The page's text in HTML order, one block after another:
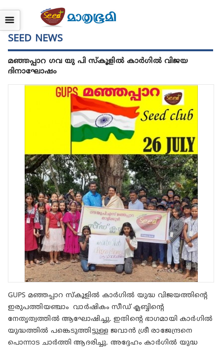
☰
SEED NEWS
മഞ്ഞപ്പാറ ഗവ യു പി സ്കൂളിൽ കാർഗിൽ വിജയ
ദിനാഘോഷം
GUPS മഞ്ഞപ്പാറ സ്കൂളിൽ കാർഗിൽ യുദ്ധ വിജയത്തിന്റെ
ഇരുപത്തിയഞ്ചാം വാർഷികം സീഡ് ക്ലബ്ബിന്റെ
നേതൃത്വത്തിൽ ആഘോഷിച്ചു. ഇതിന്റെ ഭാഗമായി കാർഗിൽ
യുദ്ധത്തിൽ പങ്കെടുത്തിട്ടുള്ള ജവാൻ ശ്രീ രാജേന്ദ്രനെ
പൊന്നാട ചാർത്തി ആദരിച്ചു. അദ്ദേഹം കാർഗിൽ യുദ്ധ